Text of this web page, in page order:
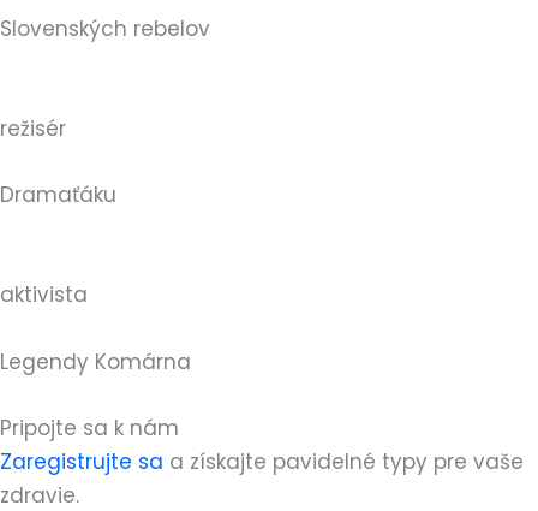
Slovenských rebelov
režisér
Dramaťáku
aktivista
Legendy Komárna
Pripojte sa k nám
Zaregistrujte sa a získajte pavidelné typy pre vaše
zdravie.